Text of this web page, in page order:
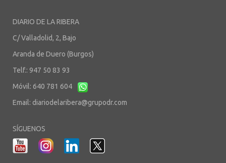
DIARIO DE LA RIBERA
C/ Valladolid, 2, Bajo
Aranda de Duero (Burgos)
Telf.: 947 50 83 93
Móvil: 640 781 604
Email: diariodelaribera@grupodr.com
SÍGUENOS